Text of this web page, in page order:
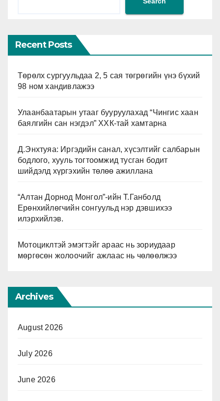
Recent Posts
Төрөлх сургуульдаа 2, 5 сая төгрөгийн үнэ бүхий
98 ном хандивлажээ
Улаанбаатарын утааг бууруулахад “Чингис хаан
баялгийн сан нэгдэл” ХХК-тай хамтарна
Д.Энхтуяа: Иргэдийн санал, хүсэлтийг салбарын
бодлого, хууль тогтоомжид тусган бодит
шийдэлд хүргэхийн төлөө ажиллана
“Алтан Дорнод Монгол”-ийн Т.Ганболд
Ерөнхийлөгчийн сонгуульд нэр дэвшихээ
илэрхийлэв.
Мотоциклтэй эмэгтэйг араас нь зориудаар
мөргөсөн жолоочийг ажлаас нь чөлөөлжээ
Archives
August 2026
July 2026
June 2026